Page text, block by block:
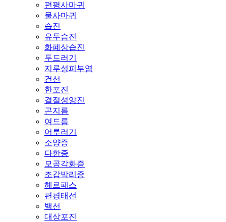
편평사마귀
물사마귀
습진
유두습진
화폐상습진
두드러기
지루성피부염
건선
한포진
결절성양진
곤지름
여드름
어루러기
소양증
다한증
모공각화증
조갑박리증
헤르페스
편평태선
백선
대상포진